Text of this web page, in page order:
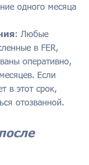
одного месяца
: Любые
в FER,
оперативно,
Если
в этот срок,
отозванной.